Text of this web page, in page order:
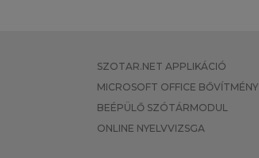
SZOTAR.NET APPLIKÁCIÓ
MICROSOFT OFFICE BŐVÍTMÉNY
BEÉPÜLŐ SZÓTÁRMODUL
ONLINE NYELVVIZSGA